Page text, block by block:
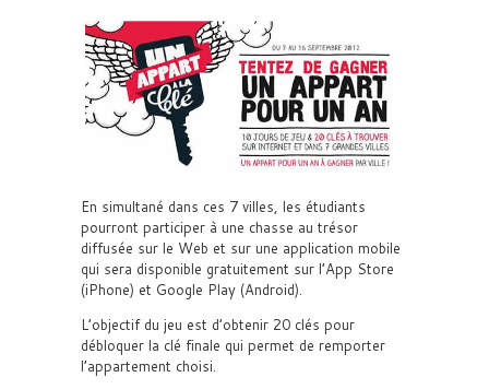
En simultané dans ces 7 villes, les étudiants
pourront participer à une chasse au trésor
diffusée sur le Web et sur une application mobile
qui sera disponible gratuitement sur l’App Store
(iPhone) et Google Play (Android).
L’objectif du jeu est d’obtenir 20 clés pour
débloquer la clé finale qui permet de remporter
l’appartement choisi.